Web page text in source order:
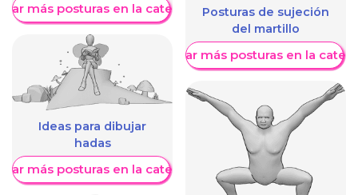
más posturas en la categoría
Ideas para dibujar
hadas
más posturas en la categoría
Posturas de sujeción
del martillo
Mostrar más posturas en la